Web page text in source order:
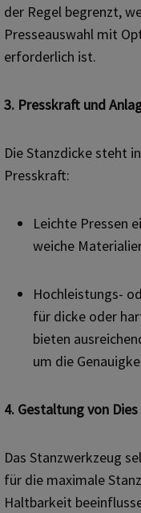
der Regel begrenzt,
Presseauswahl mit
erforderlich ist.
3. Presskraft und
Die Stanzdicke steht
Presskraft:
Leichte Pressen
weiche
Hochleistungs-
für dicke oder
bieten
um die
4. Gestaltung von Dies
Das Stanzwerkzeug
für die maximale
Haltbarkeit